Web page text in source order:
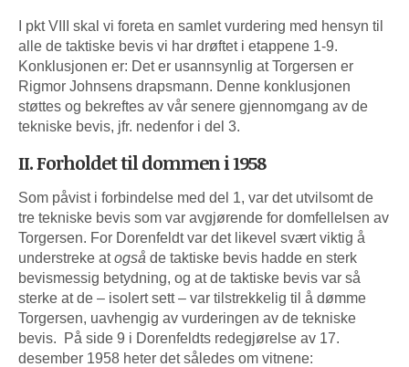
I pkt VIII skal vi foreta en samlet vurdering med hensyn til
alle de taktiske bevis vi har drøftet i etappene 1-9.
Konklusjonen er: Det er usannsynlig at Torgersen er
Rigmor Johnsens drapsmann. Denne konklusjonen
støttes og bekreftes av vår senere gjennomgang av de
tekniske bevis, jfr. nedenfor i del 3.
II. Forholdet til dommen i 1958
Som påvist i forbindelse med del 1, var det utvilsomt de
tre tekniske bevis som var avgjørende for domfellelsen av
Torgersen. For Dorenfeldt var det likevel svært viktig å
understreke atogså de taktiske bevis hadde en sterk
bevismessig betydning, og at de taktiske bevis var så
sterke at de – isolert sett – var tilstrekkelig til å dømme
Torgersen, uavhengig av vurderingen av de tekniske
bevis. På side 9 i Dorenfeldts redegjørelse av 17.
desember 1958 heter det således om vitnene: